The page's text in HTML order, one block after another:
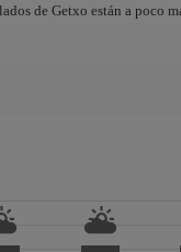
de Getxo están a poco